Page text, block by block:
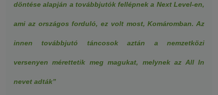
döntése alapján a továbbjutók fellépnek a Next Level-en,
ami az országos forduló, ez volt most, Komáromban. Az
innen továbbjutó táncosok aztán a nemzetközi
versenyen mérettetik meg magukat, melynek az All In
nevet adták”